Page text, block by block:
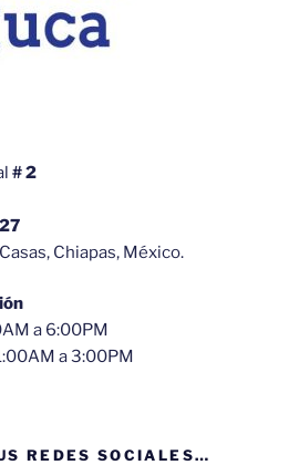
# 2
Chiapas, México.
a 6:00PM
a 3:00PM
REDES SOCIALES…